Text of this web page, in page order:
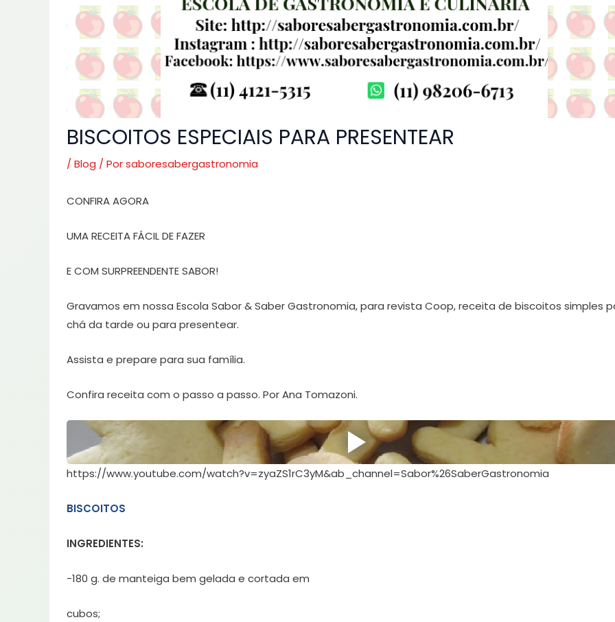
BISCOITOS ESPECIAIS PARA PRESENTEAR
/ Blog / Porsaboresabergastronomia
CONFIRA AGORA
UMA RECEITA FÁCIL DE FAZER
E COM SURPREENDENTE SABOR!
Gravamos em nossa Escola Sabor & Saber Gastronomia, para revista Coop, receita de biscoitos simples
chá da tarde ou para presentear.
Assista e prepare para sua família.
Confira receita com o passo a passo. Por Ana Tomazoni.
https://www.youtube.com/watch?v=zyaZS1rC3yM&ab_channel=Sabor%26SaberGastronomia
BISCOITOS
INGREDIENTES:
-180 g. de manteiga bem gelada e cortada em
cubos;